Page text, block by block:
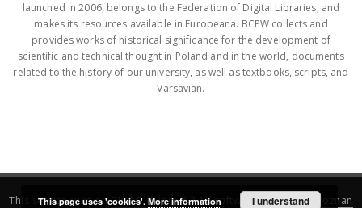
launched in 2006, belongs to the Federation of Digital Libraries, and
makes its resources available in Europeana. BCPW collects and
provides works of historical significance for the development of
scientific and technical thought in Poland and in the world, documents
related to the history of our university, as well as textbooks, scripts, and
Varsavian.
This service runs onDInGO dLibra 6.3.16software created by Poznan
This page uses 'cookies'. More information I understand